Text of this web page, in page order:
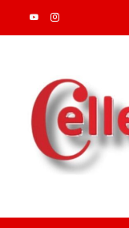
Skip
to